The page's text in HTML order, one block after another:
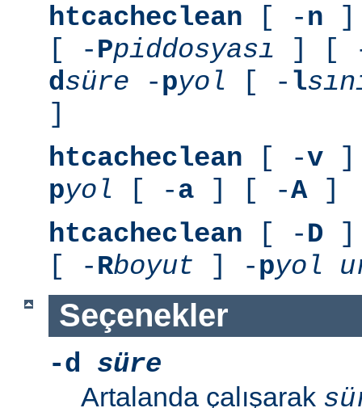
htcacheclean [ -n ]
[ -Ppiddosyası ] [
dsüre -pyol [ - l
]
htcacheclean [ -v ]
pyol [ -a ] [ -A]
htcacheclean [ -D ]
[ -Rboyut ] -pyol
Seçenekler
-d süre
Artalanda çalışarak